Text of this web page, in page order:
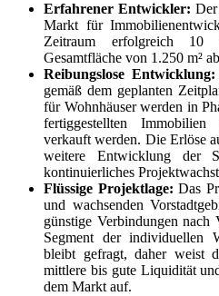
Erfahrener Entwickler:
Markt für
Zeitraum erfolgreich 10
Gesamtfläche von 1.250 m²
Reibungslose Entwicklung:
gemäß dem geplanten
für Wohnhäuser werden in
fertiggestellten
verkauft werden. Die Erlöse
weitere Entwicklung der
kontinuierliches
Flüssige Projektlage:Das
und wachsenden
günstige Verbindungen
Segment der individuellen
bleibt gefragt, daher weist
mittlere bis gute Liquidität
dem Markt auf.